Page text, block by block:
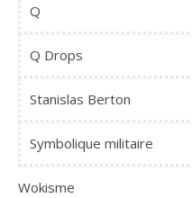
Q
Q Drops
Stanislas Berton
Symbolique militaire
Wokisme